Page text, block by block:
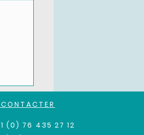
et
(0) 76 435 27 12